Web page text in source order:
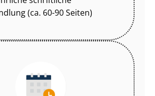
(ca. 60-90 Seiten)